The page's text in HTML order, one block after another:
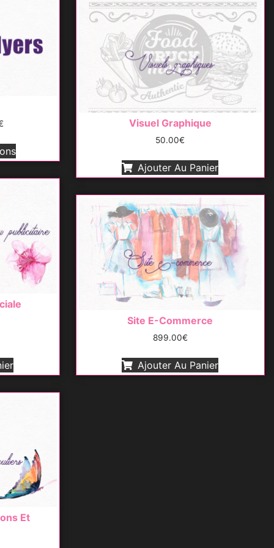
Visuel Graphique
50.00€
Ajouter Au Panier
Site E-Commerce
899.00€
Ajouter Au Panier
Et